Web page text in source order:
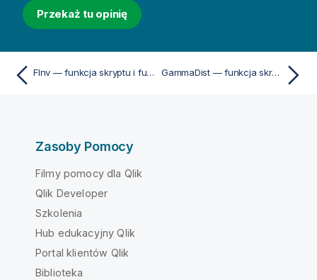
Przekaż tu opinię
FInv — funkcja skryptu i funkcja wykresu GammaDist — funkcja skryptu i funkcja wykresu
Zasoby Pomocy
Filmy pomocy dla Qlik
Qlik Developer
Szkolenia
Hub edukacyjny Qlik
Portal klientów Qlik
Biblioteka